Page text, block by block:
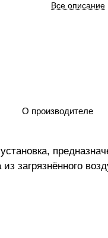
Все описание
О производителе
загрязнённого